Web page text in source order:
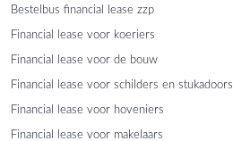
Bestelbus financial lease zzp
Financial lease voor koeriers
Financial lease voor de bouw
Financial lease voor schilders en stukadoors
Financial lease voor hoveniers
Financial lease voor makelaars